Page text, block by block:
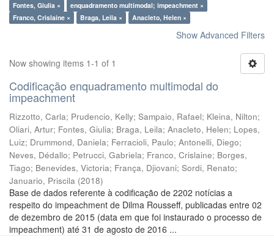
Fontes, Giulia ×
enquadramento multimodal; impeachment ×
Franco, Crislaine ×
Braga, Leila × Anacleto, Helen ×
Show Advanced Filters
Now showing items 1-1 of 1
Codificação enquadramento multimodal do
impeachment
Rizzotto, Carla; Prudencio, Kelly; Sampaio, Rafael; Kleina, Nilton;
Oliari, Artur; Fontes, Giulia; Braga, Leila; Anacleto, Helen; Lopes,
Luiz; Drummond, Daniela; Ferracioli, Paulo; Antonelli, Diego;
Neves, Dédallo; Petrucci, Gabriela; Franco, Crislaine; Borges,
Tiago; Benevides, Victoria; França, Djiovani; Sordi, Renato;
Januario, Priscila (2018)
Base de dados referente à codificação de 2202 notícias a
respeito do impeachment de Dilma Rousseff, publicadas entre 02
de dezembro de 2015 (data em que foi instaurado o processo de
impeachment) até 31 de agosto de 2016 ...